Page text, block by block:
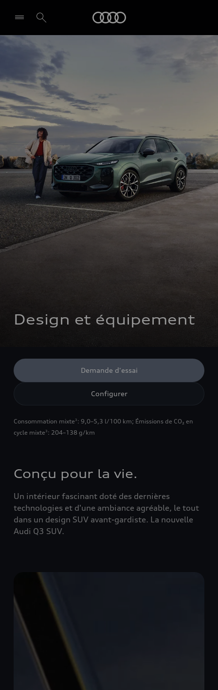
Design et équipement
Demande d'essai
Design et équipement
Demande d'essai
Configurer
Consommation mixte 3 : 9,0–5,3 l/100 km; Émissions de CO₂ en
cycle mixte 3 : 204–138 g/km
Conçu pour la vie.
Un intérieur fascinant doté des dernières
technologies et d'une ambiance agréable, le tout
dans un design SUV avant-gardiste. La nouvelle
Audi Q3 SUV.